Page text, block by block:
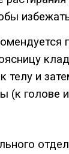
к телу и
(к голове и